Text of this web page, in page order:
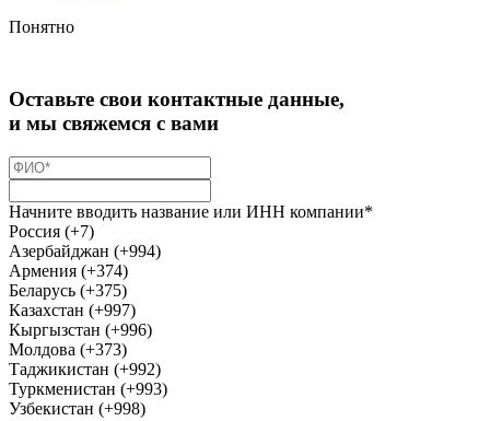
Понятно
Оставьте свои контактные данные,
и мы свяжемся с вами
Начните вводить название или ИНН компании*
Россия (+7)
Азербайджан (+994)
Армения (+374)
Беларусь (+375)
Казахстан (+997)
Кыргызстан (+996)
Молдова (+373)
Таджикистан (+992)
Туркменистан (+993)
Узбекистан (+998)